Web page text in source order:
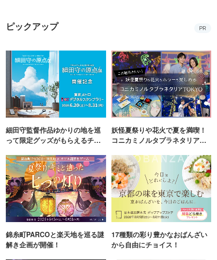
ピックアップ PR
細田守監督作品ゆかりの地を巡
って限定グッズがもらえるチャ
妖怪夏祭りや花火で夏を満喫！
コニカミノルタプラネタリア
錦糸町PARCOと楽天地を巡る謎
解き企画が開催！
17種類の彩り豊かなおばんざい
から自由にチョイス！